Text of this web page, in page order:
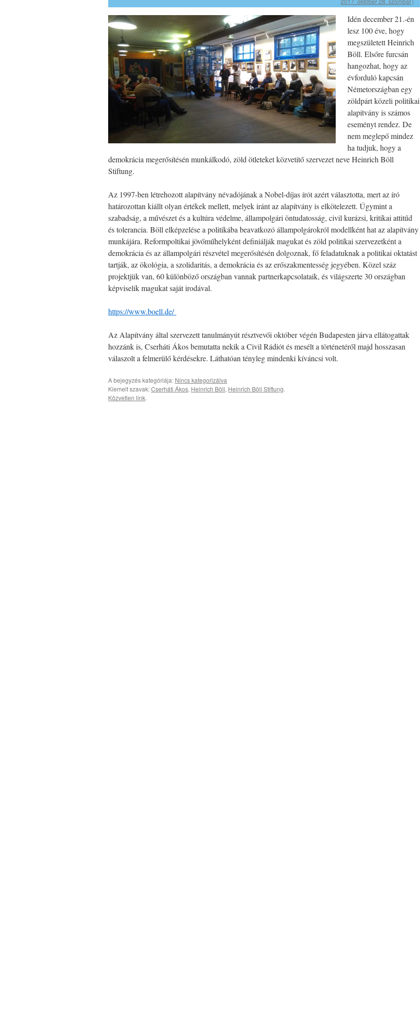
Idén december 21.-én
lesz 100 éve, hogy
megszületett Heinrich
Böll. Elsőre furcsán
hangozhat, hogy az
évforduló kapcsán
Németországban egy
zöldpárt közeli politikai
alapítvány is számos
eseményt rendez. De
nem meglepő mindez
ha tudjuk, hogy a
demokrácia megerősítésén munkálkodó, zöld ötleteket közvetítő szervezet neve Heinrich Böll
Stiftung.
Az 1997-ben létrehozott alapítvány névadójának a Nobel-díjas írót azért választotta, mert az író
határozottan kiállt olyan értékek mellett, melyek iránt az alapítvány is elkötelezett. Úgymint a
szabadság, a művészet és a kultúra védelme, állampolgári öntudatosság, civil kurázsi, kritikai attitűd
és tolerancia. Böll elképzelése a politikába beavatkozó állampolgárokról modellként hat az alapítvány
munkájára. Reformpoltikai jövőműhelyként definiálják magukat és zöld politikai szervezetként a
demokrácia és az állampolgári részvétel megerősítésén dolgoznak, fő feladatuknak a politikai oktatást
tartják, az ökológia, a szolidaritás, a demokrácia és az erőszakmentesség jegyében. Közel száz
projektjük van, 60 különböző országban vannak partnerkapcsolataik, és világszerte 30 országban
képviselik magukat saját irodával.
https://www.boell.de/
Az Alapítvány által szervezett tanulmányút résztvevői október végén Budapesten járva ellátogattak
hozzánk is, Cserháti Ákos bemutatta nekik a Civil Rádiót és mesélt a történetéről majd hosszasan
válaszolt a felmerülő kérdésekre. Láthatóan tényleg mindenki kíváncsi volt.
A bejegyzés kategóriája: Nincs kategorizálva
Kiemelt szavak:Cserháti Ákos, Heinrich Böll, Heinrich Böll Stiftung.
Közvetlen link.